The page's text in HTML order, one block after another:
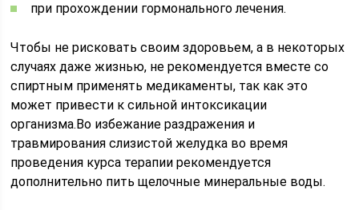
при прохождении гормонального лечения.
Чтобы не рисковать своим здоровьем, а в некоторых
случаях даже жизнью, не рекомендуется вместе со
спиртным применять медикаменты, так как это
может привести к сильной интоксикации
организма.Во избежание раздражения и
травмирования слизистой желудка во время
проведения курса терапии рекомендуется
дополнительно пить щелочные минеральные воды.